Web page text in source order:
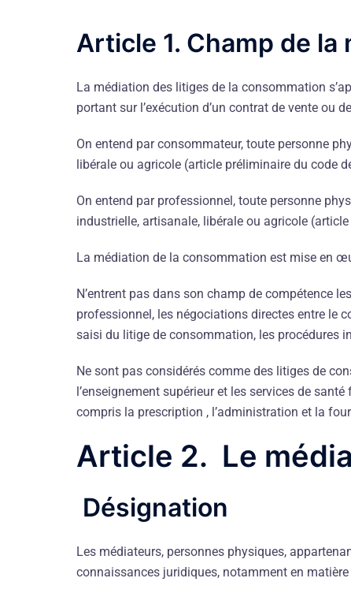
Article 1. Champ de
La médiation des litiges de la consommation
portant sur l’exécution d’un contrat de vente ou
On entend par consommateur, toute personne
libérale ou agricole (article préliminaire du code
On entend par professionnel, toute personne
industrielle, artisanale, libérale ou agricole
La médiation de la consommation est mise en
N’entrent pas dans son champ de compétence
professionnel, les négociations directes entre le
saisi du litige de consommation, les procédures
Ne sont pas considérés comme des litiges de
l’enseignement supérieur et les services de
compris la prescription , l’administration et la
Article 2. Le
Désignation
Les médiateurs, personnes physiques,
connaissances juridiques, notamment en